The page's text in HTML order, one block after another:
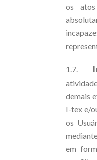
os
1.7.
demais
I-tex e/
os
em